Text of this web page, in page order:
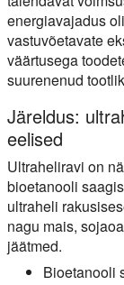
energiavajadus
vastuvõetavate
väärtusega
suurenenud
Järeldus:
eelised
Ultraheliravi on
bioetanooli
ultraheli
nagu mais,
jäätmed.
Bioetanooli